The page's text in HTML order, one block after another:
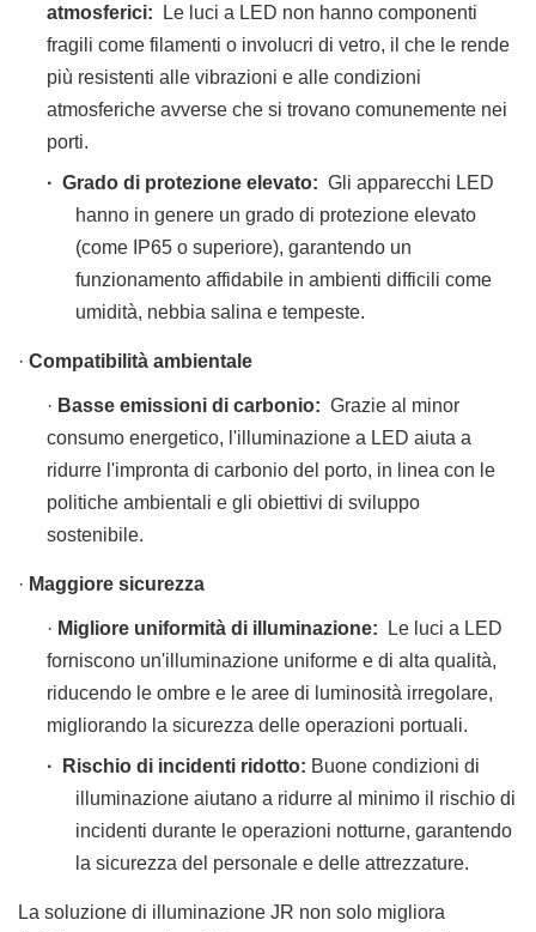
atmosferici:
Le luci a LED non hanno componenti
fragili come filamenti o involucri di vetro, il che le rende
più resistenti alle vibrazioni e alle condizioni
atmosferiche avverse che si trovano comunemente nei
porti.
· Grado di protezione elevato: Gli apparecchi LED
hanno in genere un grado di protezione elevato
(come IP65 o superiore), garantendo un
funzionamento affidabile in ambienti difficili come
umidità, nebbia salina e tempeste.
· Compatibilità ambientale
· Basse emissioni di carbonio: Grazie al minor
consumo energetico, l'illuminazione a LED aiuta a
ridurre l'impronta di carbonio del porto, in linea con le
politiche ambientali e gli obiettivi di sviluppo
sostenibile.
· Maggiore sicurezza
· Migliore uniformità di illuminazione:
Le luci a LED
forniscono un'illuminazione uniforme e di alta qualità,
riducendo le ombre e le aree di luminosità irregolare,
migliorando la sicurezza delle operazioni portuali.
·
Rischio di incidenti ridotto: Buone condizioni di
illuminazione aiutano a ridurre al minimo il rischio di
incidenti durante le operazioni notturne, garantendo
la sicurezza del personale e delle attrezzature.
La soluzione di illuminazione JR non solo migliora